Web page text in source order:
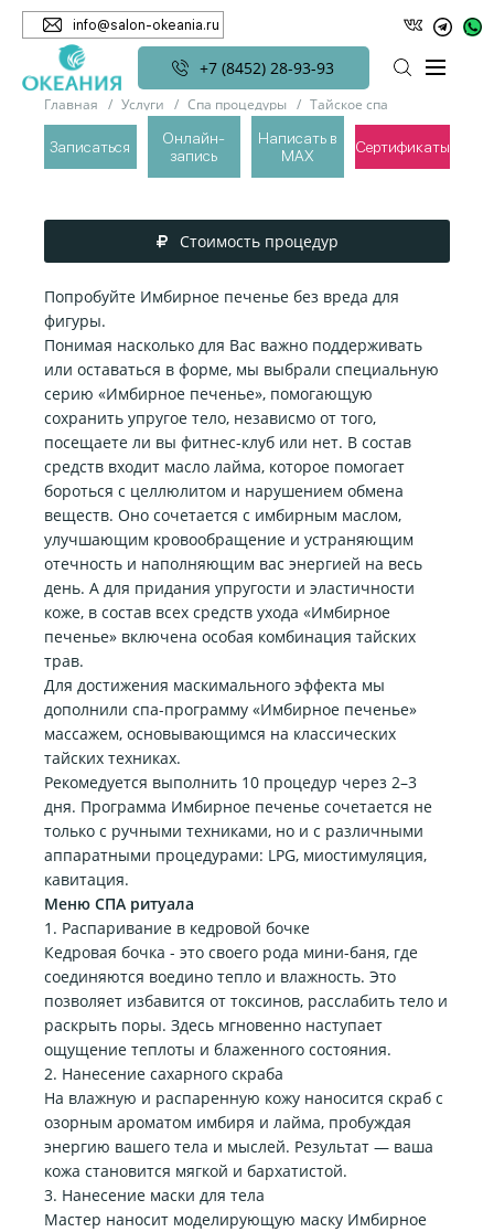
info@salon-okeania.ru
+7 (8452) 28-93-93
Записаться
Онлайн-
запись
Написать в
MAX
Сертификаты
Главная Услуги Спа процедуры
Тайское спа
Имбирное печенье
ИМБИРНОЕ ПЕЧЕНЬЕ
Стоимость процедур
Попробуйте Имбирное печенье без вреда для
фигуры.
Понимая насколько для Вас важно поддерживать
или оставаться в форме, мы выбрали специальную
серию «Имбирное печенье», помогающую
сохранить упругое тело, независмо от того,
посещаете ли вы фитнес-клуб или нет. В состав
средств входит масло лайма, которое помогает
бороться с целлюлитом и нарушением обмена
веществ. Оно сочетается с имбирным маслом,
улучшающим кровообращение и устраняющим
отечность и наполняющим вас энергией на весь
день. А для придания упругости и эластичности
коже, в состав всех средств ухода «Имбирное
печенье» включена особая комбинация тайских
трав.
Для достижения маскимального эффекта мы
дополнили спа-программу «Имбирное печенье»
массажем, основывающимся на классических
тайских техниках.
Рекомедуется выполнить 10 процедур через 2–3
дня. Программа Имбирное печенье сочетается не
только с ручными техниками, но и с различными
аппаратными процедурами: LPG, миостимуляция,
кавитация.
Меню СПА ритуала
1. Распаривание в кедровой бочке
Кедровая бочка - это своего рода мини-баня, где
соединяются воедино тепло и влажность. Это
позволяет избавится от токсинов, расслабить тело и
раскрыть поры. Здесь мгновенно наступает
ощущение теплоты и блаженного состояния.
2. Нанесение сахарного скраба
На влажную и распаренную кожу наносится скраб с
озорным ароматом имбиря и лайма, пробуждая
энергию вашего тела и мыслей. Результат — ваша
кожа становится мягкой и бархатистой.
3. Нанесение маски для тела
Мастер наносит моделирующую маску Имбирное